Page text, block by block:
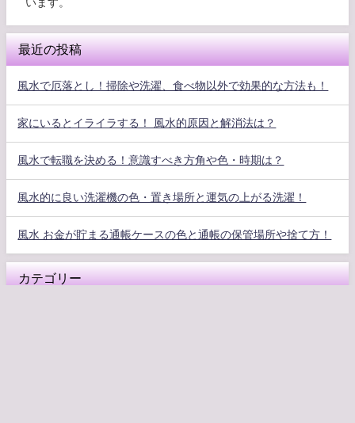
最近の投稿
風水で厄落とし！掃除や洗濯、食べ物以外で効果的な方法も！
家にいるとイライラする！ 風水的原因と解消法は？
風水で転職を決める！意識すべき方角や色・時期は？
風水的に良い洗濯機の色・置き場所と運気の上がる洗濯！
風水 お金が貯まる通帳ケースの色と通帳の保管場所や捨て方！
カテゴリー